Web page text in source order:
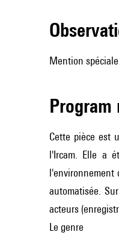
Mention
Cette pièce est
l'Ircam. Elle a
l'environnement
automatisée.
acteurs
Le genre